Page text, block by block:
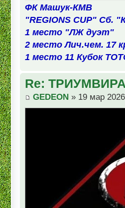
ФК Машук-КМВ
"REGIONS CUP" Сб.
1 место "ЛЖ дуэт"
2 место Лич.чем. 17
1 место 11 Кубок
Re:
GEDEON » 19 мар